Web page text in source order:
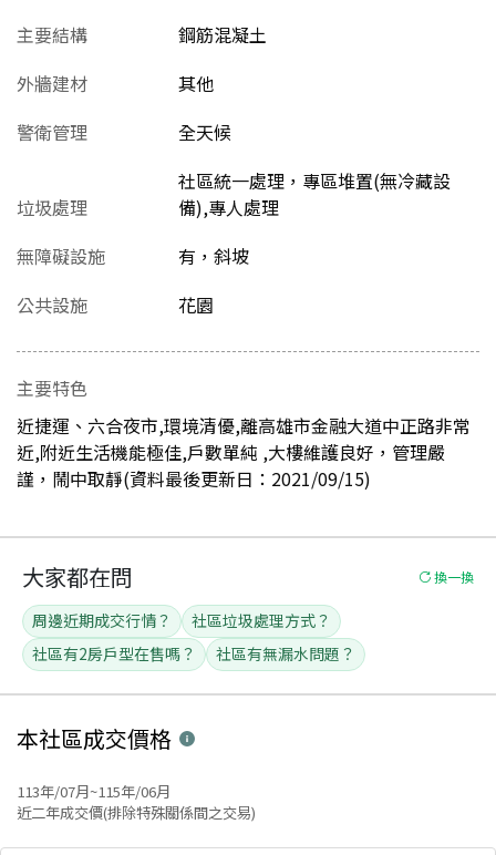
主要結構
鋼筋混凝土
外牆建材
其他
警衛管理
全天候
垃圾處理
社區統一處理，專區堆置(無冷藏設
備),專人處理
無障礙設施
有，斜坡
公共設施
花園
主要特色
近捷運、六合夜市,環境清優,離高雄市金融大道中正路非常
近,附近生活機能極佳,戶數單純 ,大樓維護良好，管理嚴
謹，鬧中取靜(資料最後更新日：2021/09/15)
大家都在問 換一換
周邊近期成交行情？
社區垃圾處理方式？
社區有2房戶型在售嗎？
社區有無漏水問題？
本社區成交價格
113年/07月~115年/06月
近二年成交價(排除特殊關係間之交易)